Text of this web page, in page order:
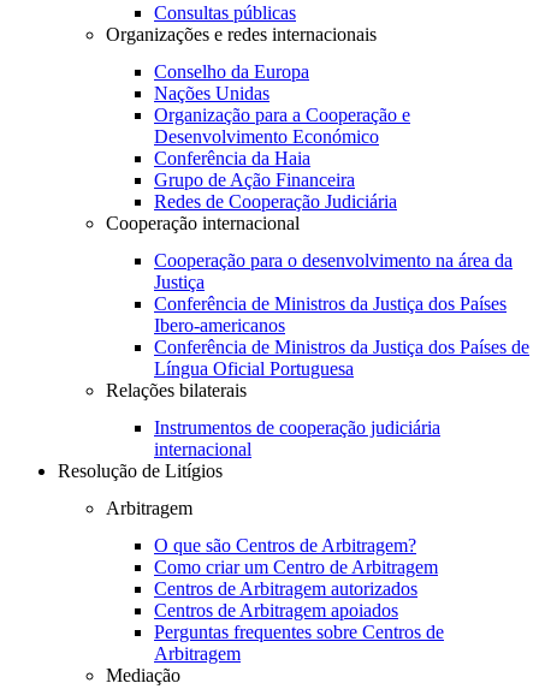
Consultas públicas
Organizações e redes internacionais
Conselho da Europa
Nações Unidas
Organização para a Cooperação e
Desenvolvimento Económico
Conferência da Haia
Grupo de Ação Financeira
Redes de Cooperação Judiciária
Cooperação internacional
Cooperação para o desenvolvimento na área da
Justiça
Conferência de Ministros da Justiça dos Países
Ibero-americanos
Conferência de Ministros da Justiça dos Países de
Língua Oficial Portuguesa
Relações bilaterais
Instrumentos de cooperação judiciária
internacional
Resolução de Litígios
Arbitragem
O que são Centros de Arbitragem?
Como criar um Centro de Arbitragem
Centros de Arbitragem autorizados
Centros de Arbitragem apoiados
Perguntas frequentes sobre Centros de
Arbitragem
Mediação